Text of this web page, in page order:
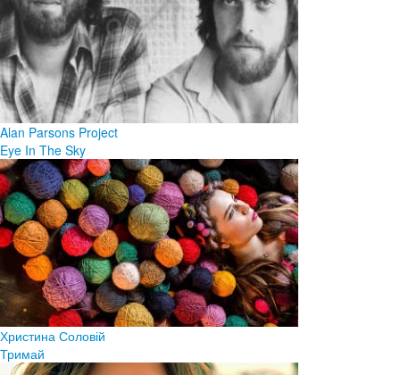
Alan Parsons Project
Eye In The Sky
Христина Соловій
Тримай